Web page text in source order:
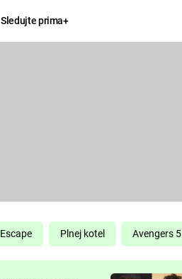
Sledujte prima+
KOMEDIE
CHUCK
NORRIS
Escape Plnej kotel Avengers 5